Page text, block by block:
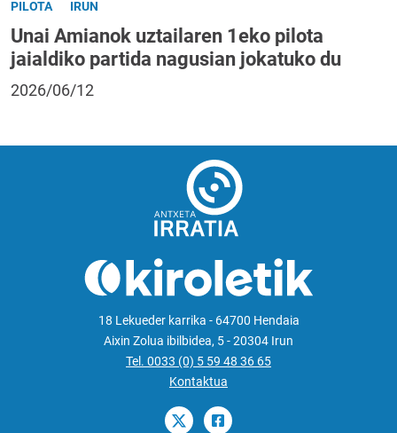
PILOTA IRUN
Unai Amianok uztailaren 1eko pilota
jaialdiko partida nagusian jokatuko du
2026/06/12
18 Lekueder karrika - 64700 Hendaia
Aixin Zolua ibilbidea, 5 - 20304 Irun
Tel. 0033 (0) 5 59 48 36 65
Kontaktua